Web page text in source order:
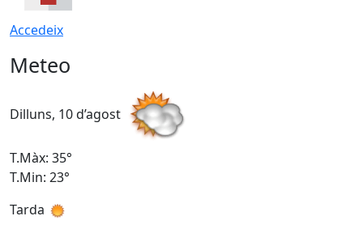
Accedeix
Meteo
Dilluns, 10 d’agost
T.Màx: 35°
T.Min: 23°
Tarda